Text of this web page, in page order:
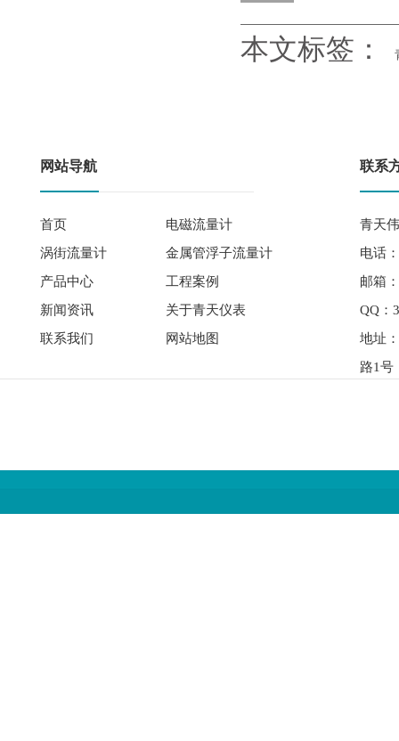
本文标签：
网站导航
首页
电磁流量计
涡街流量计
金属管浮子流量计
产品中心
工程案例
新闻资讯
关于青天仪表
联系我们
网站地图
联系
青天
电话
邮箱
QQ：
地址
路1号